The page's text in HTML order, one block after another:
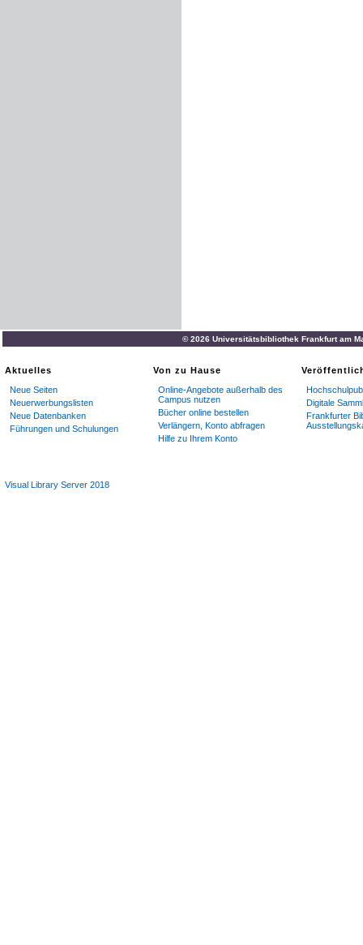
© 2026 Universitätsbibliothek Frankfurt am
Aktuelles
Neue Seiten
Neuerwerbungslisten
Neue Datenbanken
Führungen und Schulungen
Von zu Hause
Online-Angebote außerhalb des
Campus nutzen
Bücher online bestellen
Verlängern, Konto abfragen
Hilfe zu Ihrem Konto
Digitale
Frankfurter
Visual Library Server 2018